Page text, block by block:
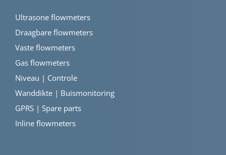
Ultrasone flowmeters
Draagbare flowmeters
Vaste flowmeters
Gas flowmeters
Niveau | Controle
Wanddikte | Buismonitoring
GPRS | Spare parts
Inline flowmeters